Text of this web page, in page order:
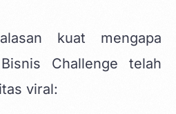
kuat mengapa
Challenge telah
viral: